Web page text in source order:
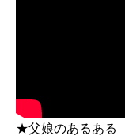
★父娘のあるある